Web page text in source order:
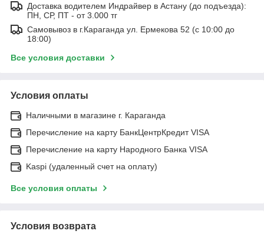
Доставка водителем Индрайвер в Астану (до подъезда):
ПН, СР, ПТ - от 3.000 тг
Самовывоз в г.Караганда ул. Ермекова 52 (с 10:00 до
18:00)
Все условия доставки
Условия оплаты
Наличными в магазине г. Караганда
Перечисление на карту БанкЦентрКредит VISA
Перечисление на карту Народного Банка VISA
Kaspi (удаленный счет на оплату)
Все условия оплаты
Условия возврата